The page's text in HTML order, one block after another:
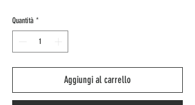
Quantità *
Aggiungi al carrello